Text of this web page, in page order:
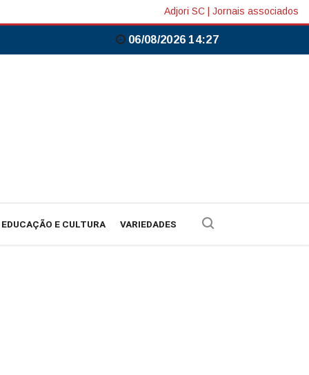
Adjori SC Jornais associados
06/08/2026 14:27
EDUCAÇÃO E CULTURA VARIEDADES